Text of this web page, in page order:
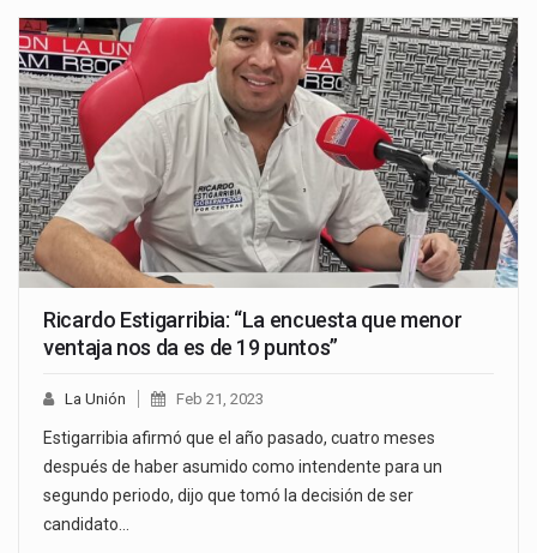
Ricardo Estigarribia: “La encuesta que menor
ventaja nos da es de 19 puntos”
La Unión Feb 21, 2023
Estigarribia afirmó que el año pasado, cuatro meses
después de haber asumido como intendente para un
segundo periodo, dijo que tomó la decisión de ser
candidato…